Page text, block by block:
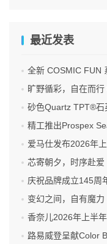
最近发表
全新 COSMIC FUN
旷野循彩，自在而行
砂色Quartz TPT®石英
精工推出Prospex Sea
爱马仕发布2026年
芯寄朝夕，时序赴
庆祝品牌成立145周
变幻之间，自有魔力 上海
香奈儿2026年上半
路易威登呈献Color